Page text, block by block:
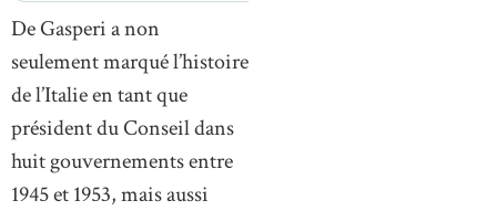
De Gasperi a non
seulement marqué l’histoire
de l’Italie en tant que
président du Conseil dans
huit gouvernements entre
1945 et 1953, mais aussi